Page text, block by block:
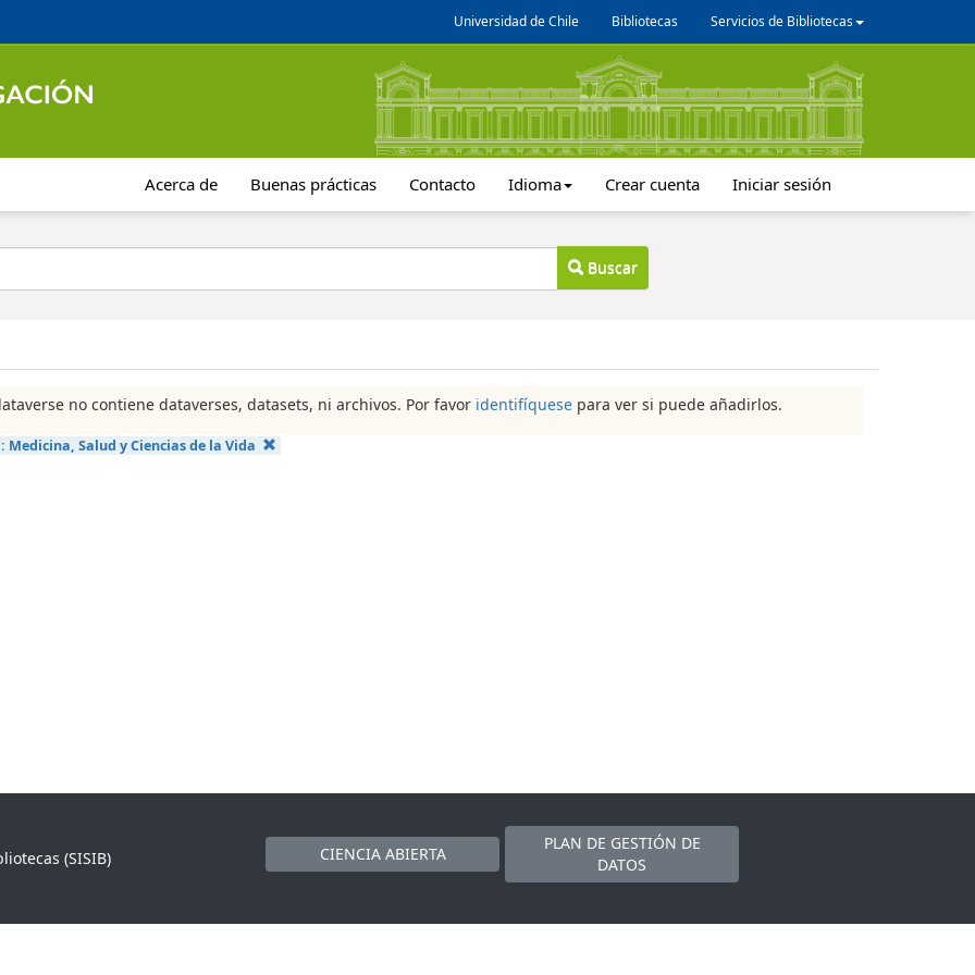
Universidad de Chile Bibliotecas Servicios de Bibliotecas
Acerca de Buenas prácticas Contacto Idioma Crear cuenta Iniciar sesión
Buscar
no contiene dataverses, datasets, ni archivos. Por favor identifíquese para ver si puede añadirlos.
Medicina, Salud y Ciencias de la Vida
(SISIB)
CIENCIA ABIERTA
PLAN DE GESTIÓN DE
DATOS